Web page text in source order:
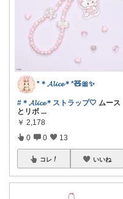
*＊𝓐𝓵𝓲𝓬𝓮＊*🧸🎀✨
#＊𝓐𝓵𝓲𝓬𝓮＊ストラップ🤍 ムース
とリボ ...
￥ 2,178
0 0 13
コレ いいね